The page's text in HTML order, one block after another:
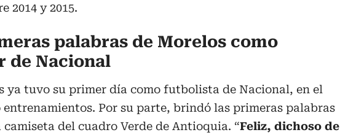
2014 y 2015.
palabras de Morelos como
de Nacional
ya tuvo su primer día como futbolista de Nacional, en el
entrenamientos. Por su parte, brindó las primeras palabras
del cuadro Verde de Antioquia. “Feliz, dichoso de